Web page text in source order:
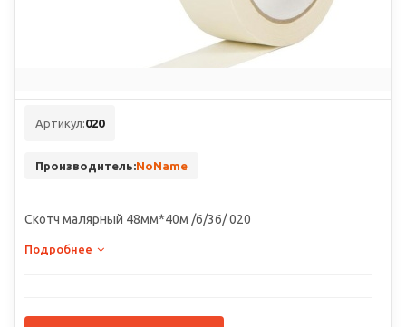
Артикул:020
Производитель:NoName
Скотч малярный 48мм*40м /6/36/ 020
Подробнее